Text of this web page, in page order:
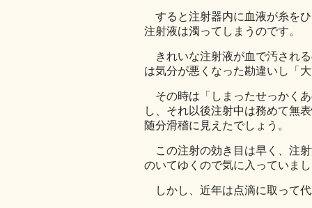
すると注射器内に血液が糸を
注射液は濁ってしまうのです。
きれいな注射液が血で汚され
は気分が悪くなった勘違いし「
その時は「しまったせっかく
し、それ以後注射中は務めて無
随分滑稽に見えたでしょう。
この注射の効き目は早く、注
のいてゆくので気に入っていま
しかし、近年は点滴に取って